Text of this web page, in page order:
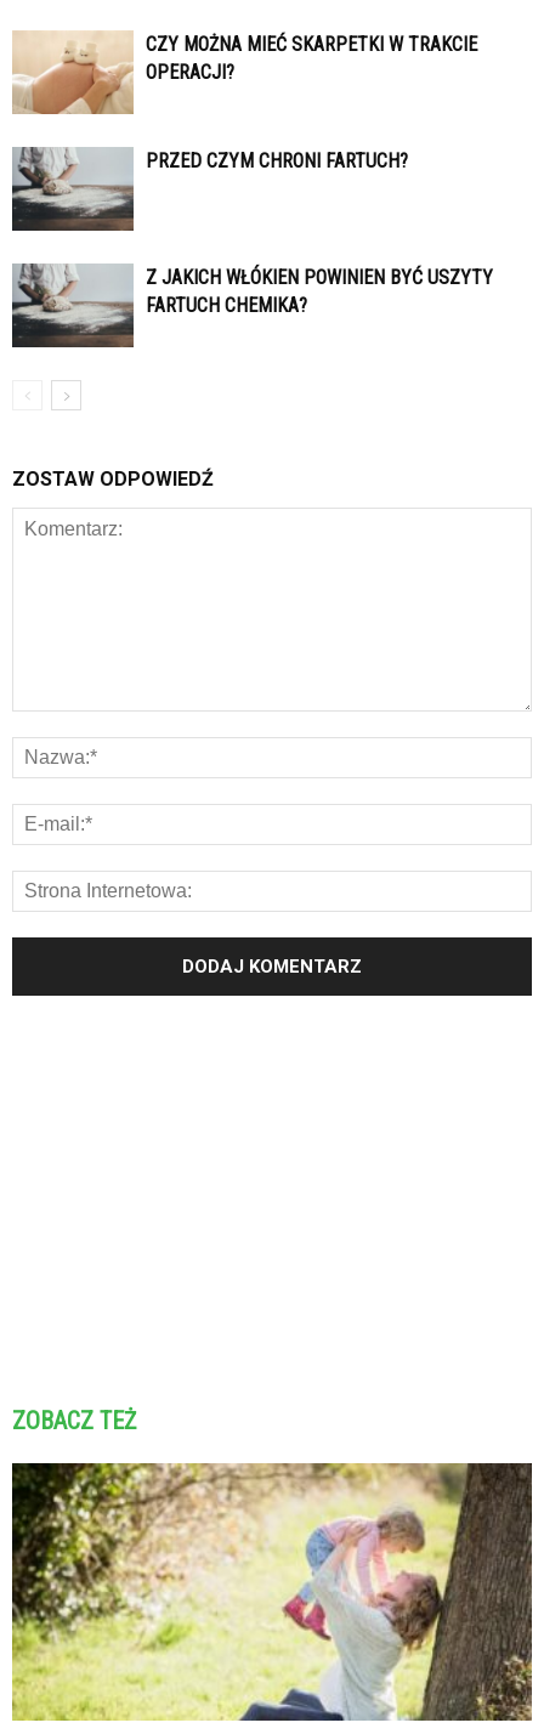
CZY MOŻNA MIEĆ SKARPETKI W TRAKCIE
OPERACJI?
PRZED CZYM CHRONI FARTUCH?
Z JAKICH WŁÓKIEN POWINIEN BYĆ USZYTY
FARTUCH CHEMIKA?
ZOSTAW ODPOWIEDŹ
ZOBACZ TEŻ